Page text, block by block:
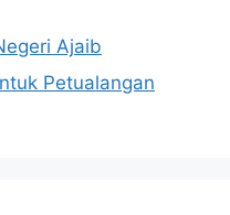
Ajaib
Petualangan